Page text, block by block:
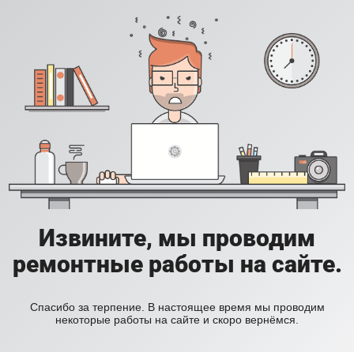
Извините, мы проводим
ремонтные работы на сайте.
Спасибо за терпение. В настоящее время мы проводим
некоторые работы на сайте и скоро вернёмся.